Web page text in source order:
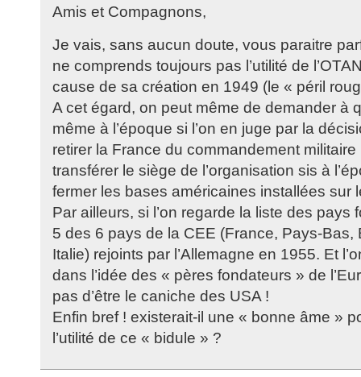
Amis et Compagnons,
Je vais, sans aucun doute, vous paraitre
ne comprends toujours pas l’utilité de
cause de sa création en 1949 (le « péril
A cet égard, on peut même de demander à
même à l’époque si l’on en juge par la
retirer la France du commandement
transférer le siège de l’organisation sis à
fermer les bases américaines installées sur
Par ailleurs, si l’on regarde la liste des pays
5 des 6 pays de la CEE (France, Pays-Bas,
Italie) rejoints par l’Allemagne en 1955. Et
dans l’idée des « pères fondateurs » de
pas d’être le caniche des USA !
Enfin bref ! existerait-il une « bonne âme »
l’utilité de ce « bidule » ?